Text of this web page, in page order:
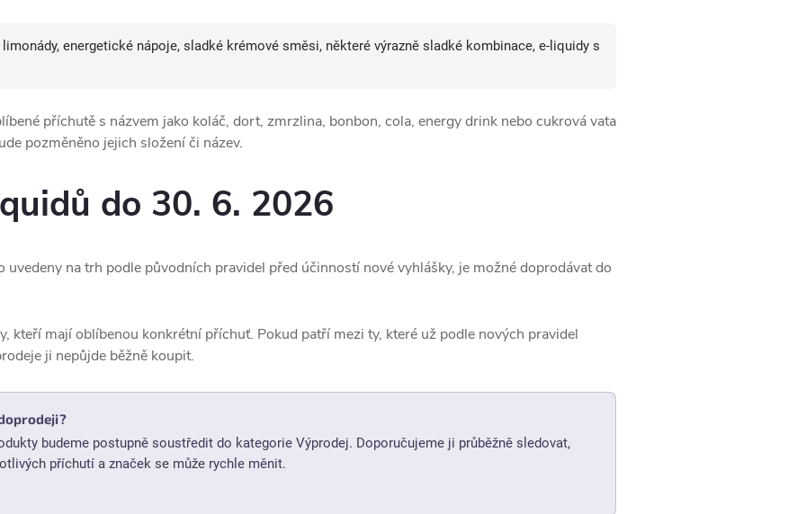
limonády, energetické nápoje, sladké krémové směsi, některé výrazně sladké kombinace, e-liquidy s
příchutě s názvem jako koláč, dort, zmrzlina, bonbon, cola, energy drink nebo cukrová vata
pozměněno jejich složení či název.
do 30. 6. 2026
uvedeny na trh podle původních pravidel před účinností nové vyhlášky, je možné doprodávat do
kteří mají oblíbenou konkrétní příchuť. Pokud patří mezi ty, které už podle nových pravidel
ji nepůjde běžně koupit.
budeme postupně soustředit do kategorie Výprodej. Doporučujeme ji průběžně sledovat,
příchutí a značek se může rychle měnit.